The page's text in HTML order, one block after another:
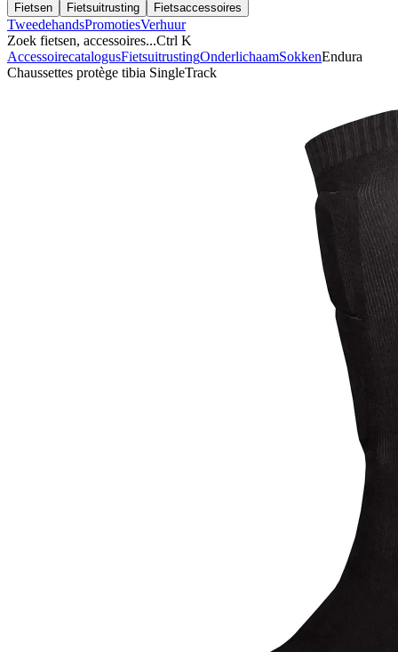
Fietsen Fietsuitrusting Fietsaccessoires
TweedehandsPromotiesVerhuur
Zoek fietsen, accessoires...Ctrl K
AccessoirecatalogusFietsuitrustingOnderlichaamSokkenEndura
Chaussettes protège tibia SingleTrack